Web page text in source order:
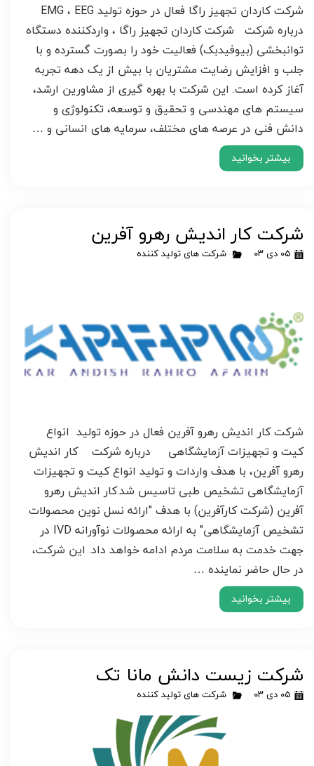
شرکت کاردان تجهیز راگا فعال در حوزه تولید EMG ، EEG
درباره شرکت شرکت کاردان تجهیز راگا ، واردکننده دستگاه
توانبخشی (بیوفیدبک) فعالیت خود را بصورت گسترده و با
جلب و افزایش رضایت مشتریان با بیش از یک دهه تجربه
آغاز کرده است. این شرکت با بهره گیری از مشاورین ارشد،
سیستم های مهندسی و تحقیق و توسعه، تکنولوژی و
دانش فنی در عرصه های مختلف، سرمایه های انسانی و …
بیشتر بخوانید
شرکت کار اندیش رهرو آفرین
۰۵ دی ۰۳ شرکت های تولید کننده
شرکت کار اندیش رهرو آفرین فعال در حوزه تولید انواع
کیت و تجهیزات آزمایشگاهی درباره شرکت کار اندیش
رهرو آفرین، با هدف واردات و تولید انواع کیت و تجهیزات
آزمایشگاهی تشخیص طبی تاسیس شد.کار اندیش رهرو
آفرین (شرکت کارآفرین) با هدف "ارائه نسل نوین محصولات
تشخیص آزمایشگاهی" به ارائه محصولات نوآورانه IVD در
جهت خدمت به سلامت مردم ادامه خواهد داد. این شرکت،
در حال حاضر نماینده …
بیشتر بخوانید
شرکت زیست دانش مانا تک
۰۵ دی ۰۳ شرکت های تولید کننده